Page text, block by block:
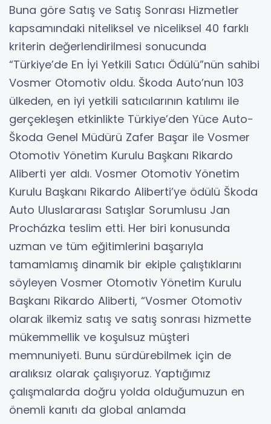
Buna göre Satış ve Satış Sonrası Hizmetler
kapsamındaki niteliksel ve niceliksel 40 farklı
kriterin değerlendirilmesi sonucunda
“Türkiye’de En İyi Yetkili Satıcı Ödülü”nün sahibi
Vosmer Otomotiv oldu. Škoda Auto’nun 103
ülkeden, en iyi yetkili satıcılarının katılımı ile
gerçekleşen etkinlikte Türkiye’den Yüce Auto-
Škoda Genel Müdürü Zafer Başar ile Vosmer
Otomotiv Yönetim Kurulu Başkanı Rikardo
Aliberti yer aldı. Vosmer Otomotiv Yönetim
Kurulu Başkanı Rikardo Aliberti’ye ödülü Škoda
Auto Uluslararası Satışlar Sorumlusu Jan
Procházka teslim etti. Her biri konusunda
uzman ve tüm eğitimlerini başarıyla
tamamlamış dinamik bir ekiple çalıştıklarını
söyleyen Vosmer Otomotiv Yönetim Kurulu
Başkanı Rikardo Aliberti, “Vosmer Otomotiv
olarak ilkemiz satış ve satış sonrası hizmette
mükemmellik ve koşulsuz müşteri
memnuniyeti. Bunu sürdürebilmek için de
aralıksız olarak çalışıyoruz. Yaptığımız
çalışmalarda doğru yolda olduğumuzun en
önemli kanıtı da global anlamda